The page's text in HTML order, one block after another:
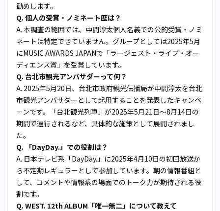
勧めします。
Q. 個人の受賞・ノミネート歴は？
A. 本調査の範囲では、中間淳太個人名義での公的受賞・ノミ
ネートは特定できていません。グループとしては2025年5月
にMUSIC AWARDS JAPANで「ラージェスト・ライブ・オー
ディエンス賞」を受賞しています。
Q. 台北市観光アンバサダーって何？
A. 2025年5月20日、台北市政府観光伝播局が中間淳太を台北
市観光アンバサダーとして起用することを発表したキャンペ
ーンです。「台北観光列車」が2025年5月21日〜8月14日の
期間で運行されるなど、具体的な施策として展開されまし
た。
Q. 「DayDay.」での役割は？
A. 日本テレビ系「DayDay.」に2025年4月10日の初回放送か
ら不定期レギュラーとして参加しています。朝の情報番組と
して、コメントや情報系の場面でのトーク力が期待される役
割です。
Q. WEST. 12th ALBUM「唯一無二」について教えて